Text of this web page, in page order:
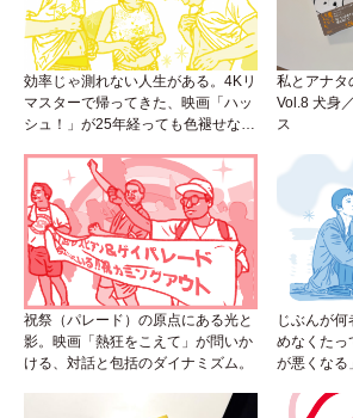
効率じゃ測れない人生がある。4Kリ
マスターで帰ってきた、映画「ハッ
シュ！」が25年経っても色褪せない
私とアナタ
Vol.8 犬身
ス
祝祭（パレード）の原点にある光と
影。映画「熱狂をこえて」が問いか
ける、対話と包括のダイナミズム。
じぶんが
めなくたっ
が悪くなる